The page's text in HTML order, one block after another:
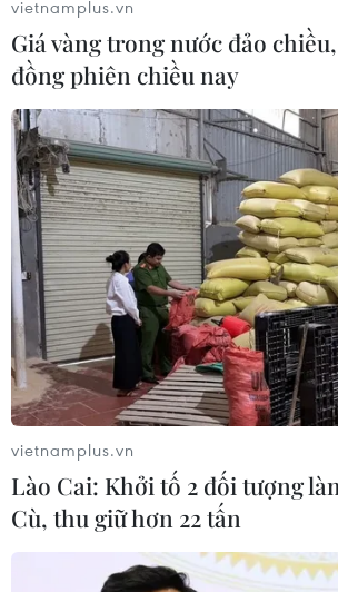
vietnamplus.vn
Giá vàng trong nước đảo
đồng phiên chiều nay
vietnamplus.vn
Lào Cai: Khởi tố 2 đối tượng
Cù, thu giữ hơn 22 tấn